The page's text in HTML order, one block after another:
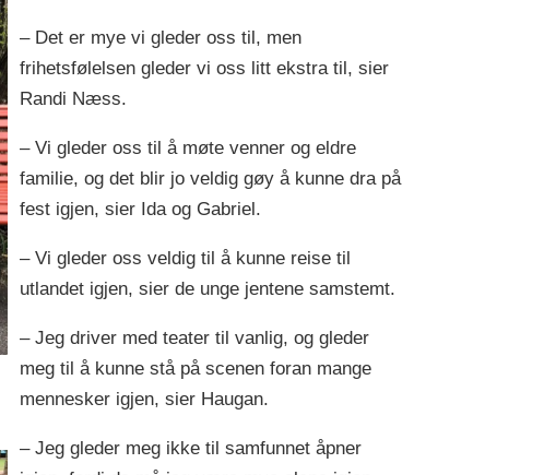
– Det er mye vi gleder oss til, men
frihetsfølelsen gleder vi oss litt ekstra til, sier
Randi Næss.
– Vi gleder oss til å møte venner og eldre
familie, og det blir jo veldig gøy å kunne dra på
fest igjen, sier Ida og Gabriel.
– Vi gleder oss veldig til å kunne reise til
utlandet igjen, sier de unge jentene samstemt.
– Jeg driver med teater til vanlig, og gleder
meg til å kunne stå på scenen foran mange
mennesker igjen, sier Haugan.
– Jeg gleder meg ikke til samfunnet åpner